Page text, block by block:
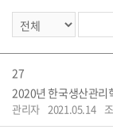
27
2020년 한국생산관리
관리자 2021.05.14